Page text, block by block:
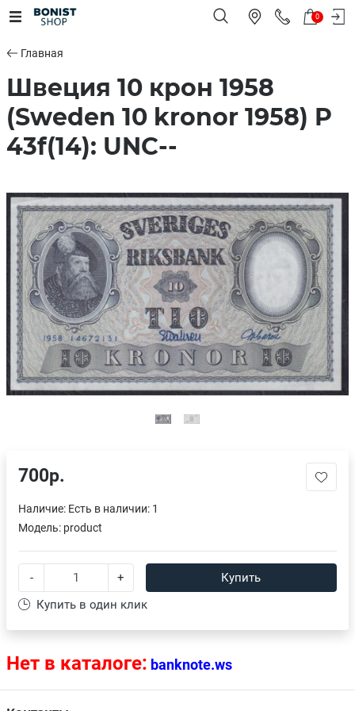
0
Главная
Швеция 10 крон 1958
(Sweden 10 kronor 1958) P
43f(14): UNC--
Нет в каталоге: banknote.ws
700р.
Наличие: Есть в наличии: 1
Модель: product
- +
Купить
Купить в один клик